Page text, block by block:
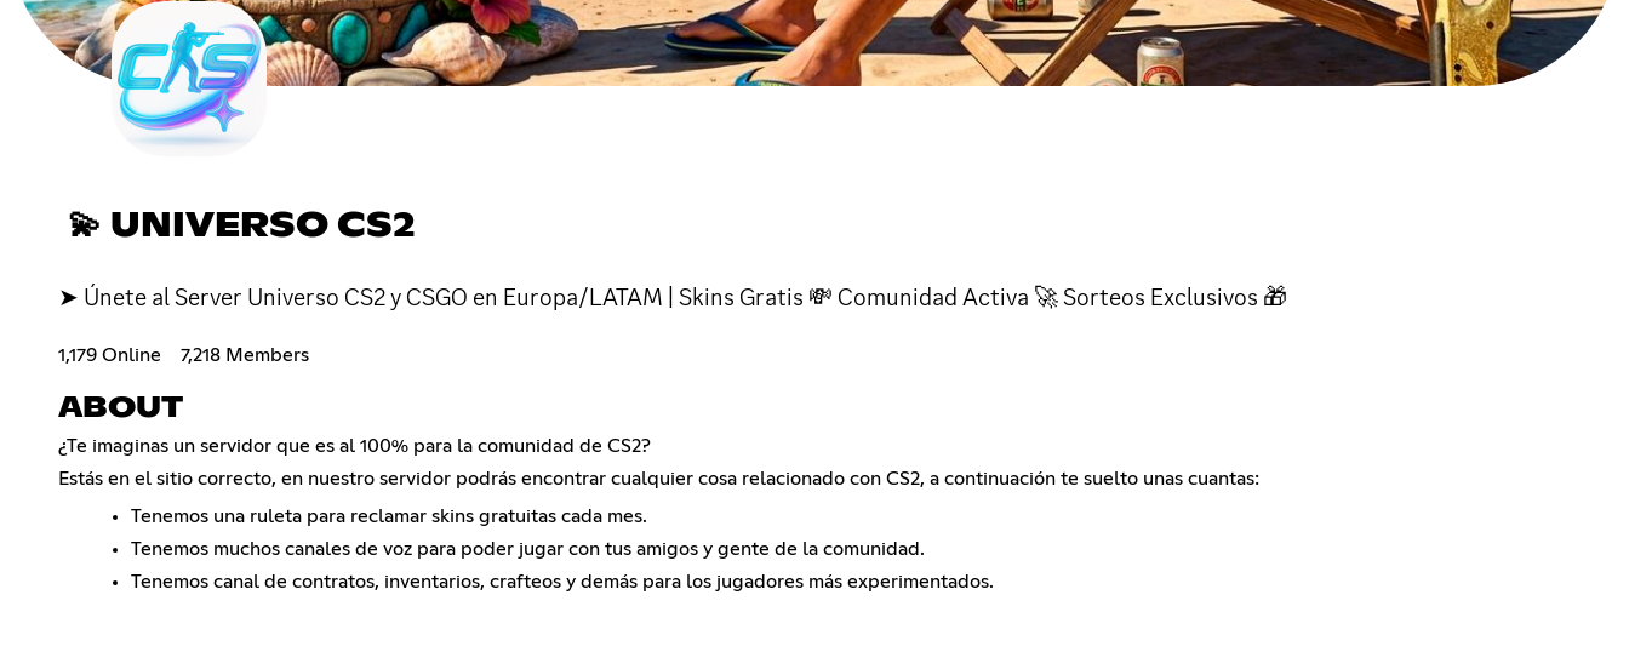
💫 UNIVERSO CS2
➤ Únete al Server Universo CS2 y CSGO en Europa/LATAM | Skins Gratis 💸 Comunidad Activa 🚀 Sorteos Exclusivos 🎁
1,179 Online 7,218 Members
ABOUT
¿Te imaginas un servidor que es al 100% para la comunidad de CS2?
Estás en el sitio correcto, en nuestro servidor podrás encontrar cualquier cosa relacionado con CS2, a continuación te suelto unas cuantas:
Tenemos una ruleta para reclamar skins gratuitas cada mes.
Tenemos muchos canales de voz para poder jugar con tus amigos y gente de la comunidad.
Tenemos canal de contratos, inventarios, crafteos y demás para los jugadores más experimentados.